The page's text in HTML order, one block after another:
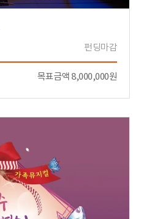
펀딩마감
목표금액 8,000,000원